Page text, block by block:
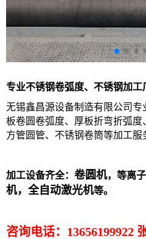
专业不锈钢卷弧度、不锈钢加工
无锡鑫昌源设备制造有限公司
板卷圆卷弧度、厚板折弯折弧
方管圆管、不锈钢卷筒等加工服
加工设备齐全： 卷圆机， 等离
机，全自动激光机等。
咨询电话：13656199922